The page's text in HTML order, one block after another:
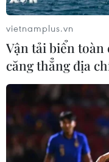
vietnamplus.vn
Vận tải biển toàn
căng thẳng địa